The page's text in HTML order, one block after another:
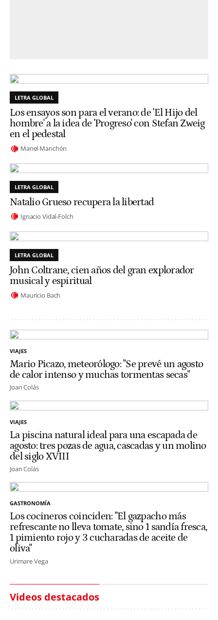
LETRA GLOBAL
Los ensayos son para el verano: de 'El Hijo del
hombre' a la idea de 'Progreso' con Stefan Zweig
en el pedestal
Manel Manchón
LETRA GLOBAL
Natalio Grueso recupera la libertad
Ignacio Vidal-Folch
LETRA GLOBAL
John Coltrane, cien años del gran explorador
musical y espiritual
Mauricio Bach
VIAJES
Mario Picazo, meteorólogo: "Se prevé un agosto
de calor intenso y muchas tormentas secas"
Joan Colás
VIAJES
La piscina natural ideal para una escapada de
agosto: tres pozas de agua, cascadas y un molino
del siglo XVIII
Joan Colás
GASTRONOMÍA
Los cocineros coinciden: "El gazpacho más
refrescante no lleva tomate, sino 1 sandía fresca,
1 pimiento rojo y 3 cucharadas de aceite de
oliva"
Urimare Vega
Videos destacados